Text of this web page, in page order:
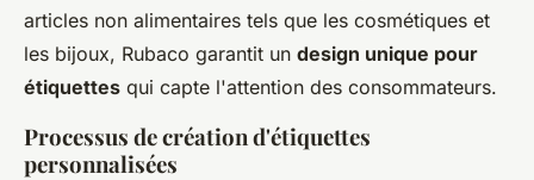
articles non alimentaires tels que les cosmétiques et
les bijoux, Rubaco garantit un design unique pour
étiquettes qui capte l'attention des consommateurs.
Processus de création d'étiquettes
personnalisées